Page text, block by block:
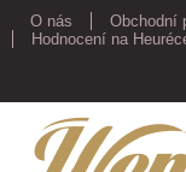
O nás Obchodní
Hodnocení na
Werso